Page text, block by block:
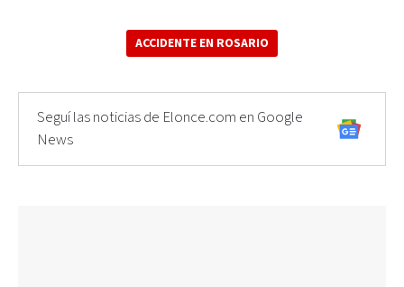
ACCIDENTE EN ROSARIO
Seguí las noticias de Elonce.com en Google
News